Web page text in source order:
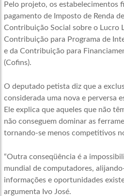
Pelo projeto, os estabelecimentos
pagamento de Imposto de Renda
Contribuição Social sobre o Lucro
Contribuição para Programa de
e da Contribuição para
(Cofins).
O deputado petista diz que a
considerada uma nova e perversa
Ele explica que aqueles que não
não conseguem dominar as
tornando-se menos competitivos
“Outra conseqüência é a
mundial de computadores,
informações e oportunidades
argumenta Ivo José.